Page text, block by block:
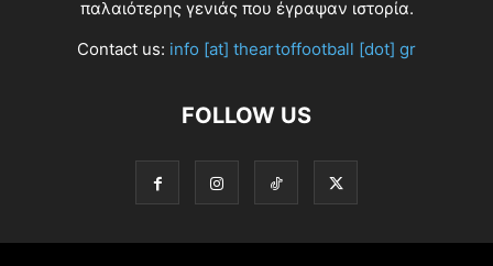
παλαιότερης γενιάς που έγραψαν ιστορία.
Contact us: info [at] theartoffootball [dot] gr
FOLLOW US